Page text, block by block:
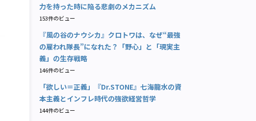
力を持った時に陥る悲劇のメカニズム
153件のビュー
『風の谷のナウシカ』クロトワは、なぜ“最強
の雇われ隊長”になれた？「野心」と「現実主
義」の生存戦略
146件のビュー
「欲しい＝正義」『Dr.STONE』七海龍水の資
本主義とインフレ時代の強欲経営哲学
144件のビュー